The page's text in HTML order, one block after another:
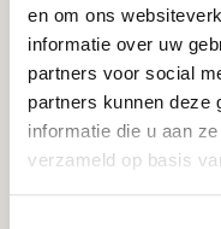
en om ons
informatie over uw
partners voor social
partners kunnen deze
informatie die u aan
verzameld op basis
Recepten
Seizoen